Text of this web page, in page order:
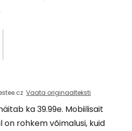
Vaata originaalteksti
ka 39.99e. Mobiilisait
on rohkem võimalusi, kuid